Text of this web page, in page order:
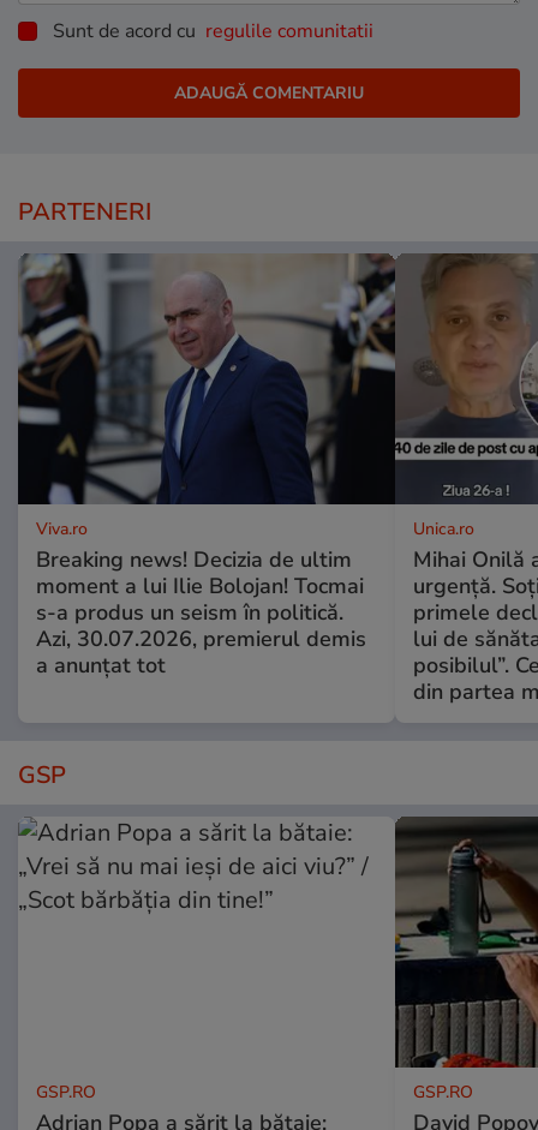
Sunt de acord cu regulile comunitatii
PARTENERI
Viva.ro
Breaking news! Decizia de ultim
moment a lui Ilie Bolojan! Tocmai
s-a produs un seism în politică.
Azi, 30.07.2026, premierul demis
a anunțat tot
Unica.ro
Mihai Onilă
urgență.
primele
lui de
posibilul”.
din partea
GSP
GSP.RO
Adrian Popa a sărit la bătaie:
GSP.RO
David